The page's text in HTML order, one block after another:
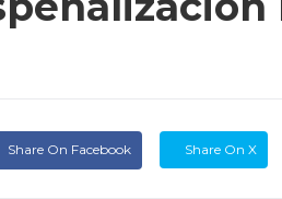
Share On Facebook Share On X